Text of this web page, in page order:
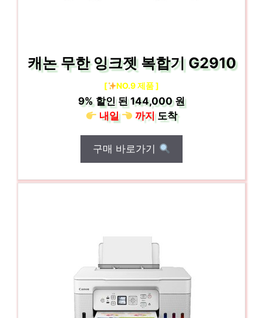
캐논 무한 잉크젯 복합기 G2910
[ NO.9 제품 ]
9%할인 된144,000 원
내일
까지도착
구매 바로가기